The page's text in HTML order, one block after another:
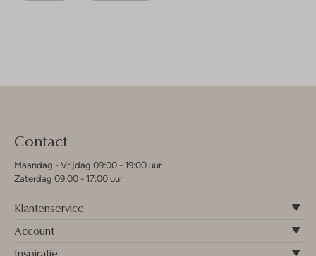
Contact
Maandag - Vrijdag 09:00 - 19:00 uur
Zaterdag 09:00 - 17:00 uur
Klantenservice
Account